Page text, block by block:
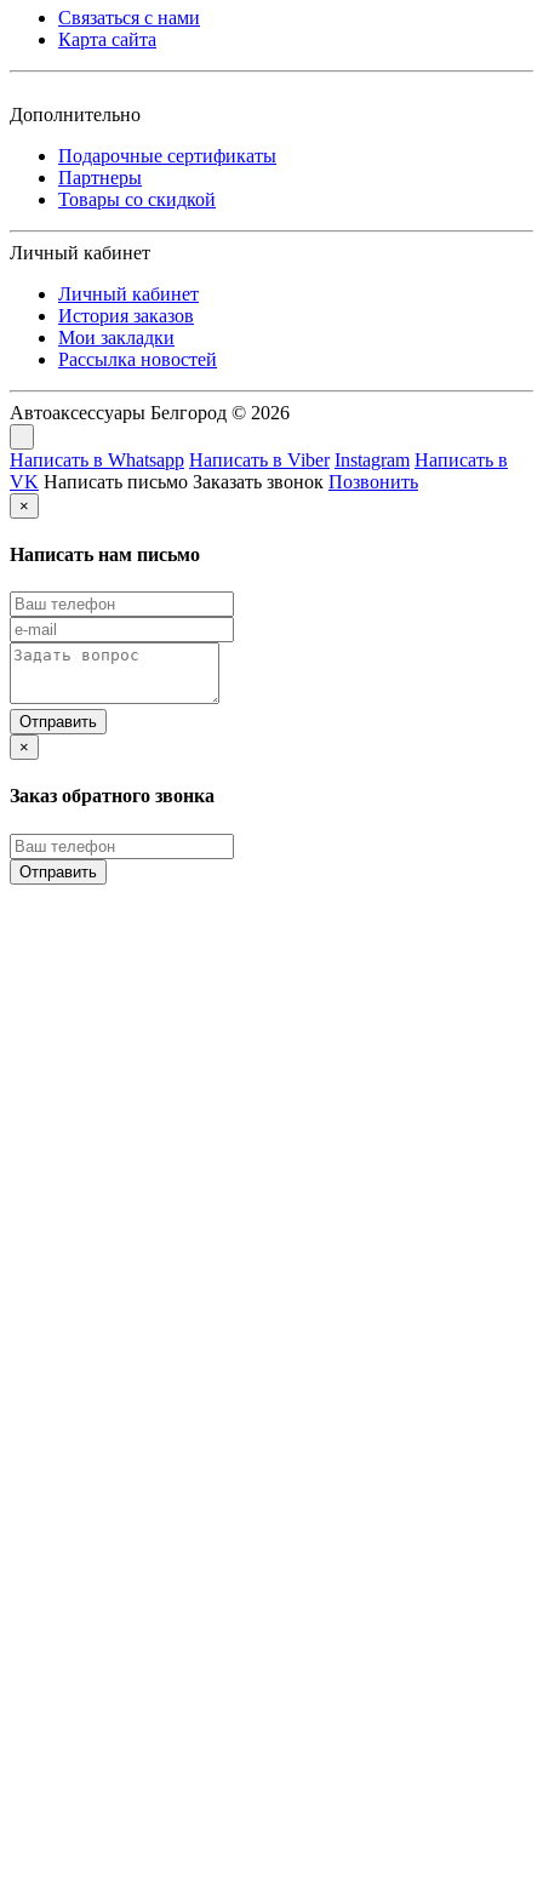
Связаться с нами
Карта сайта
Дополнительно
Подарочные сертификаты
Партнеры
Товары со скидкой
Личный кабинет
Личный кабинет
История заказов
Мои закладки
Рассылка новостей
Автоаксессуары Белгород © 2026
Написать в Whatsapp Написать в Viber Instagram Написать в
VK Написать письмо Заказать звонок Позвонить
×
Написать нам письмо
×
Заказ обратного звонка